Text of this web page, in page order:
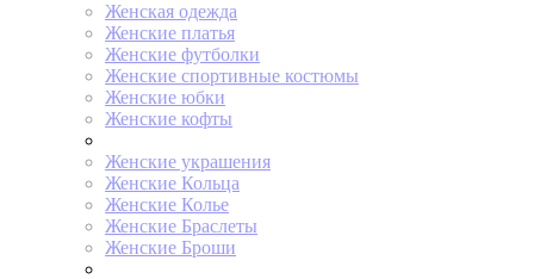
Женская одежда
Женские платья
Женские футболки
Женские спортивные костюмы
Женские юбки
Женские кофты
Женские украшения
Женские Кольца
Женские Колье
Женские Браслеты
Женские Броши